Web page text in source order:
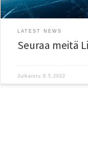
LATEST NEWS
Seuraa meitä
Julkaistu8.5.2022